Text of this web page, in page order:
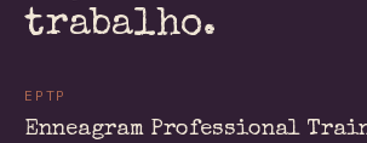
trabalho.
EPTP
Enneagram Professional